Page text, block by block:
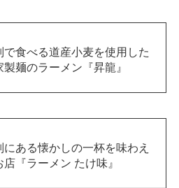
で食べる道産小麦を使用した
製麺のラーメン『昇龍』
にある懐かしの一杯を味わえ
店『ラーメン たけ味』